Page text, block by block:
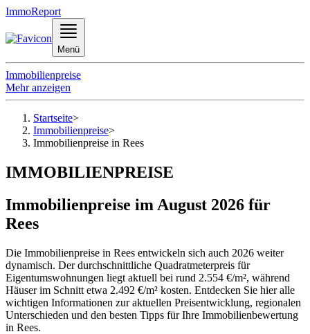
ImmoReport
Menü
Immobilienpreise
Mehr anzeigen
Startseite>
Immobilienpreise>
Immobilienpreise in Rees
IMMOBILIENPREISE
Immobilienpreise im August 2026 für
Rees
Die Immobilienpreise in Rees entwickeln sich auch 2026 weiter
dynamisch. Der durchschnittliche Quadratmeterpreis für
Eigentumswohnungen liegt aktuell bei rund 2.554 €/m², während
Häuser im Schnitt etwa 2.492 €/m² kosten. Entdecken Sie hier alle
wichtigen Informationen zur aktuellen Preisentwicklung, regionalen
Unterschieden und den besten Tipps für Ihre Immobilienbewertung
in Rees.